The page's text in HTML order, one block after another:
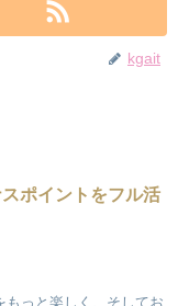
kgait
ポイントをフル活
もっと楽しく、そしてお